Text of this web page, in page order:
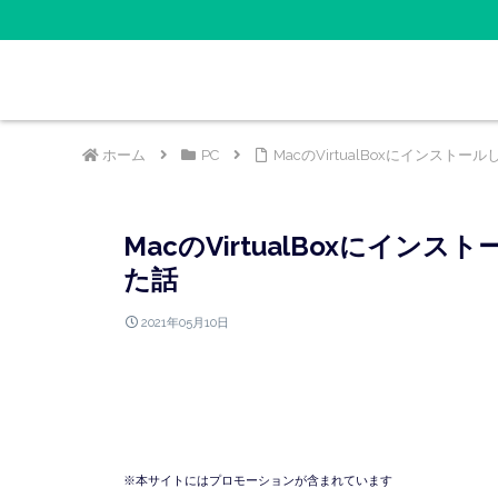
ホーム PC MacのVirtualBoxにインストール
MacのVirtualBoxにインスト
た話
※本サイトにはプロモーションが含まれています
2021年05月10日